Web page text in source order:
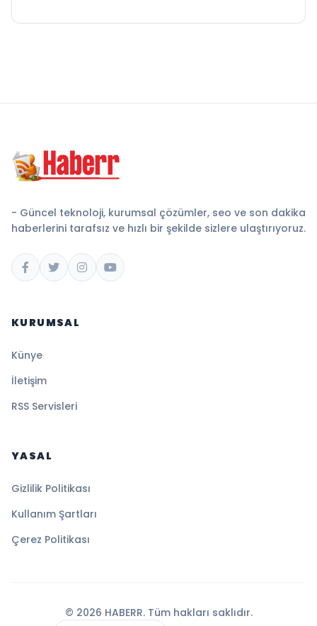
- Güncel teknoloji, kurumsal çözümler, seo ve son dakika
haberlerini tarafsız ve hızlı bir şekilde sizlere ulaştırıyoruz.
KURUMSAL
Künye
İletişim
RSS Servisleri
YASAL
Gizlilik Politikası
Kullanım Şartları
Çerez Politikası
© 2026 HABERR. Tüm hakları saklıdır.